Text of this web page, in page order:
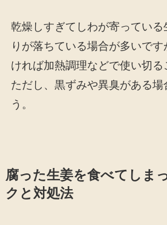
乾燥しすぎてしわが寄っている
りが落ちている場合が多いで
ければ加熱調理などで使い切る
ただし、黒ずみや異臭がある場
う。
腐った生姜を食べてしま
クと対処法